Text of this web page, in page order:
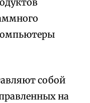
собой
на